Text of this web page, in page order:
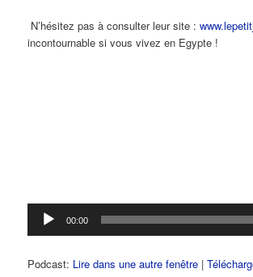
N’hésitez pas à consulter leur site :
incontournable si vous vivez en Egypte !
Lecteur
audio
00:00
Podcast: Lire dans une autre fenêtre |